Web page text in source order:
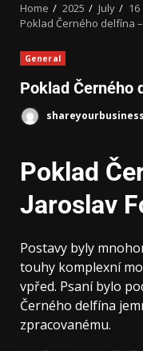
Home 2025 July
16
Poklad Černého delfína
General
Poklad Černého
Poklad
Jaroslav
Postavy byly
touhy komplexní
vpřed. Psaní bylo
Černého delfína
zpracovanému.